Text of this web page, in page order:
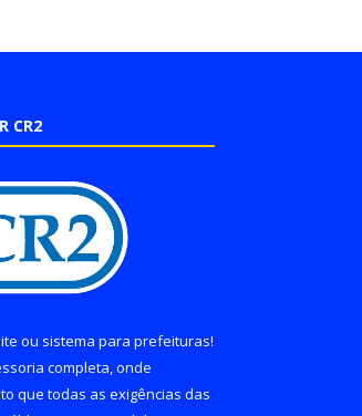
CR2
ou sistema para prefeituras!
completa, onde
que todas as exigências das